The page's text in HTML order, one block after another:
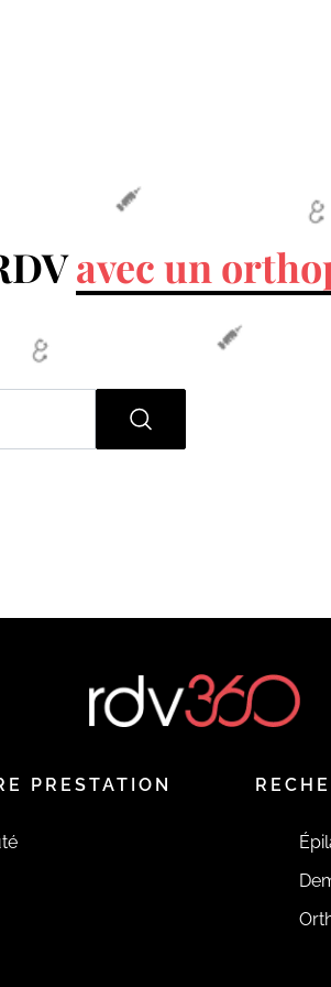
avec un
PRESTATION